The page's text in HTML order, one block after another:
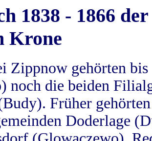
1838 - 1866
Krone
Zippnow gehörten
noch die beiden
Früher
Doderlage